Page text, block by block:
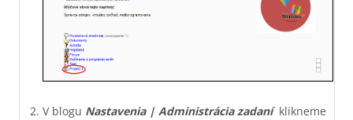
V blogu Nastavenia | Administrácia zadaníklikneme